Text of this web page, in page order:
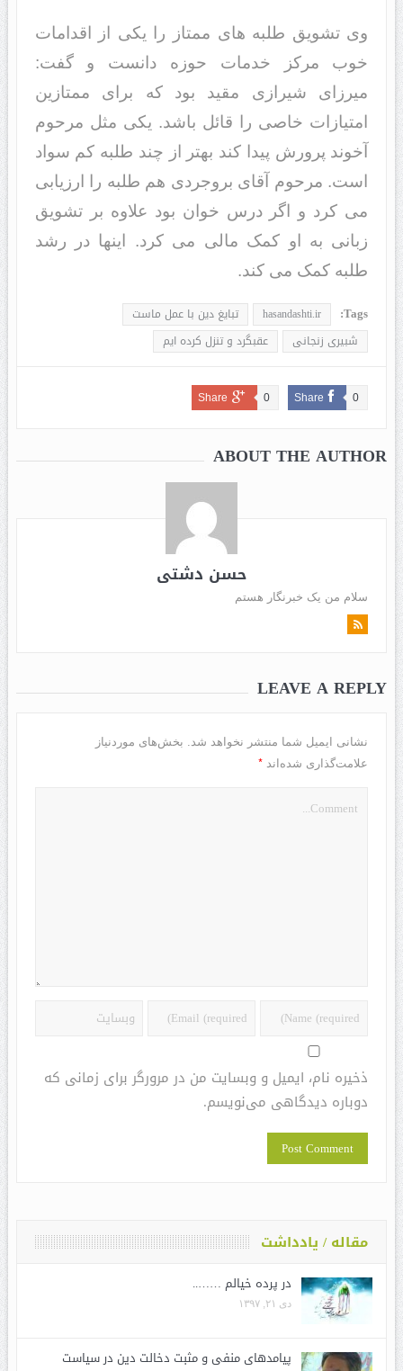
وی تشویق طلبه های ممتاز را یکی از اقدامات
خوب مرکز خدمات حوزه دانست و گفت:
میرزای شیرازی مقید بود که برای ممتازین
امتیازات خاصی را قائل باشد. یکی مثل مرحوم
آخوند پرورش پیدا کند بهتر از چند طلبه کم سواد
است. مرحوم آقای بروجردی هم طلبه را ارزیابی
می کرد و اگر درس خوان بود علاوه بر تشویق
زبانی به او کمک مالی می کرد. اینها در رشد
طلبه کمک می کند.
Tags:
hasandashti.ir
تبایغ دین با عمل ماست
شبیری زنجانی
عقبگرد و تنزل کرده ایم
Share 0
Share 0
ABOUT THE AUTHOR
حسن دشتی
سلام من یک خبرنگار هستم
LEAVE A REPLY
نشانی ایمیل شما منتشر نخواهد شد.
بخش‌های موردنیاز
علامت‌گذاری شده‌اند *
ذخیره نام، ایمیل و وبسایت من در مرورگر برای زمانی که
دوباره دیدگاهی می‌نویسم.
مقاله / یادداشت
در پرده خیالم ……..
دی ۲۱, ۱۳۹۷
پیامدهای منفی و مثبت دخالت دین در سیاست